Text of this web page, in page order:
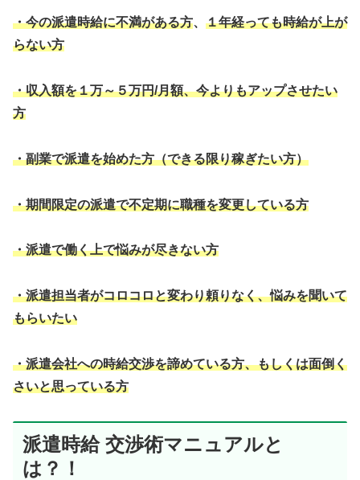
・今の派遣時給に不満がある方、 １年経っても時給が上が
らない方
・収入額を１万～５万円/月額、今よりもアップさせたい
方
・副業で派遣を始めた方（できる限り稼ぎたい方）
・期間限定の派遣で不定期に職種を変更している方
・派遣で働く上で悩みが尽きない方
・派遣担当者がコロコロと変わり頼りなく、悩みを聞いて
もらいたい
・派遣会社への時給交渉を諦めている方、もしくは面倒く
さいと思っている方
派遣時給 交渉術マニュアルと
は？！